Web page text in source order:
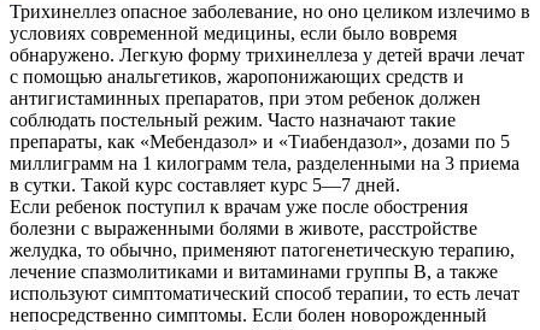
Трихинеллез опасное заболевание, но оно целиком излечимо в
условиях современной медицины, если было вовремя
обнаружено. Легкую форму трихинеллеза у детей врачи лечат
с помощью анальгетиков, жаропонижающих средств и
антигистаминных препаратов, при этом ребенок должен
соблюдать постельный режим. Часто назначают такие
препараты, как «Мебендазол» и «Тиабендазол», дозами по 5
миллиграмм на 1 килограмм тела, разделенными на 3 приема
в сутки. Такой курс составляет курс 5—7 дней.
Если ребенок поступил к врачам уже после обострения
болезни с выраженными болями в животе, расстройстве
желудка, то обычно, применяют патогенетическую терапию,
лечение спазмолитиками и витаминами группы B, а также
используют симптоматический способ терапии, то есть лечат
непосредственно симптомы. Если болен новорожденный